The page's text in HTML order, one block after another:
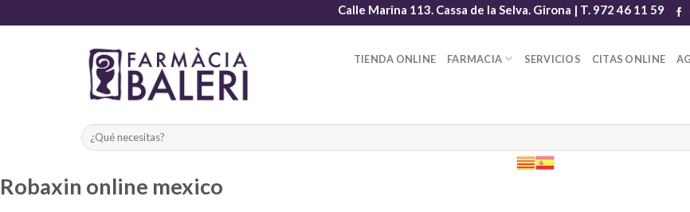
to
Calle Marina 113. Cassa de la Selva. Girona | T. 972 46 11 59
TIENDA ONLINE FARMACIA SERVICIOS CITAS ONLINE
Robaxin online mexico